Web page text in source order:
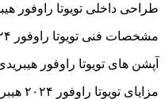
طراحی داخلی تویوتا راوفور هیبرید
مشخصات فنی تویوتا راوفور ۲۰۲۴ هیبرید
آپشن های تویوتا راوفور
مزایای تویوتا راوفور ۲۰۲۴ هیبرید